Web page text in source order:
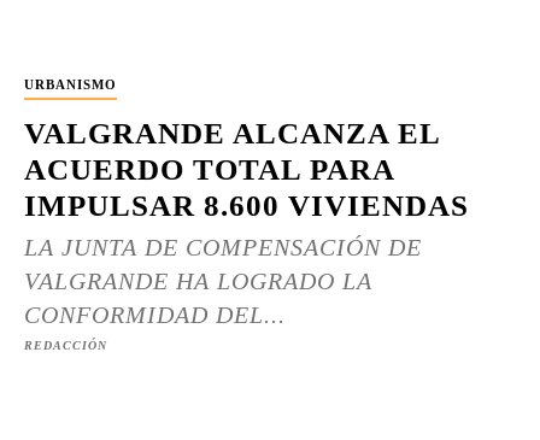
URBANISMO
VALGRANDE ALCANZA EL
ACUERDO TOTAL PARA
IMPULSAR 8.600 VIVIENDAS
LA JUNTA DE COMPENSACIÓN DE
VALGRANDE HA LOGRADO LA
CONFORMIDAD DEL...
REDACCIÓN